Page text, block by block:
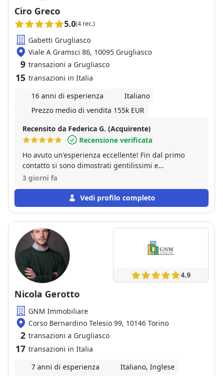
Ciro Greco
5.0(4 rec.)
Gabetti Grugliasco
Viale A Gramsci 86, 10095 Grugliasco
9 transazioni a Grugliasco
15 transazioni in Italia
16 anni di esperienza
Italiano
Prezzo medio di vendita 155k EUR
Recensito da Federica G. (Acquirente)
Recensione verificata
Ho avuto un'esperienza eccellente! Fin dal primo
contatto si sono dimostrati gentilissimi e
disponibilissimi, sempre pronti a rispondere a ogni
grazie particolare a Ciro, che è stato sempre
presente e attento, rendendo tutto il processo molto
questa agenzia a chiunque cerchi un servizio serio,
competente e fatto con il cuore!
3 giorni fa
Vedi profilo completo
4.9
Nicola Gerotto
GNM Immobiliare
Corso Bernardino Telesio 99, 10146 Torino
2 transazioni a Grugliasco
17 transazioni in Italia
7 anni di esperienza
Italiano, Inglese